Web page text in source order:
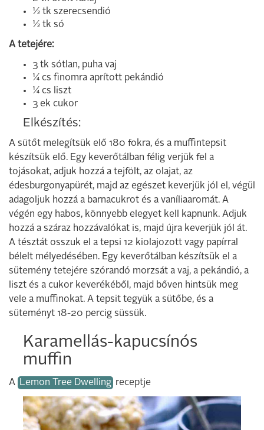
½ tk szerecsendió
½ tk só
A tetejére:
3 tk sótlan, puha vaj
¼ cs finomra aprított pekándió
¼ cs liszt
3 ek cukor
Elkészítés:
A sütőt melegítsük elő 180 fokra, és a muffintepsit
készítsük elő. Egy keverőtálban félig verjük fel a
tojásokat, adjuk hozzá a tejfölt, az olajat, az
édesburgonyapürét, majd az egészet keverjük jól el, végül
adagoljuk hozzá a barnacukrot és a vaníliaaromát. A
végén egy habos, könnyebb elegyet kell kapnunk. Adjuk
hozzá a száraz hozzávalókat is, majd újra keverjük jól át.
A tésztát osszuk el a tepsi 12 kiolajozott vagy papírral
bélelt mélyedésében. Egy keverőtálban készítsük el a
sütemény tetejére szórandó morzsát a vaj, a pekándió, a
liszt és a cukor keverékéből, majd bőven hintsük meg
vele a muffinokat. A tepsit tegyük a sütőbe, és a
süteményt 18-20 percig süssük.
Karamellás-kapucsínós
muffin
A Lemon Tree Dwelling receptje